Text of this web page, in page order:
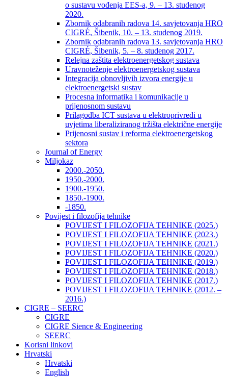
o sustavu vođenja EES-a, 9. – 13. studenog
2020.
Zbornik odabranih radova 14. savjetovanja HRO
CIGRÉ, Šibenik, 10. – 13. studenog 2019.
Zbornik odabranih radova 13. savjetovanja HRO
CIGRÉ, Šibenik, 5. – 8. studenog 2017.
Relejna zaštita elektroenergetskog sustava
Uravnoteženje elektroenergetskog sustava
Integracija obnovljivih izvora energije u
elektroenergetski sustav
Procesna informatika i komunikacije u
prijenosnom sustavu
Prilagodba ICT sustava u elektroprivredi u
uvjetima liberaliziranog tržišta električne energije
Prijenosni sustav i reforma elektroenergetskog
sektora
Journal of Energy
Miljokaz
2000.-2050.
1950.-2000.
1900.-1950.
1850.-1900.
-1850.
Povijest i filozofija tehnike
POVIJEST I FILOZOFIJA TEHNIKE (2025.)
POVIJEST I FILOZOFIJA TEHNIKE (2023.)
POVIJEST I FILOZOFIJA TEHNIKE (2021.)
POVIJEST I FILOZOFIJA TEHNIKE (2020.)
POVIJEST I FILOZOFIJA TEHNIKE (2019.)
POVIJEST I FILOZOFIJA TEHNIKE (2018.)
POVIJEST I FILOZOFIJA TEHNIKE (2017.)
POVIJEST I FILOZOFIJA TEHNIKE (2012. –
2016.)
CIGRE – SEERC
CIGRE
CIGRE Sience & Engineering
SEERC
Korisni linkovi
Hrvatski
Hrvatski
English